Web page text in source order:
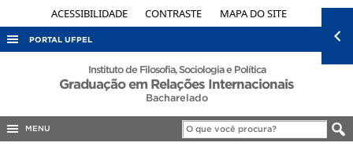
ACESSIBILIDADE CONTRASTE MAPA DO SITE
PORTAL UFPEL
ACESSO À INFORMAÇÃOInstituto de Filosofia, Sociologia e Política
Graduação em Relações Internacionais
Bacharelado
MENU